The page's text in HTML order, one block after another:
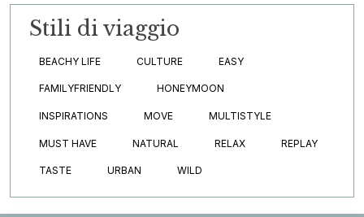
Stili di viaggio
BEACHY LIFE CULTURE EASY
FAMILYFRIENDLY HONEYMOON
INSPIRATIONS MOVE MULTISTYLE
MUST HAVE NATURAL RELAX REPLAY
TASTE URBAN WILD